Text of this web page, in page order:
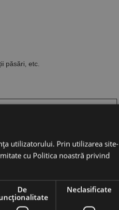
păsări, etc.
utilizatorului. Prin utilizarea site-
cu Politica noastră privind
De
Neclasificate